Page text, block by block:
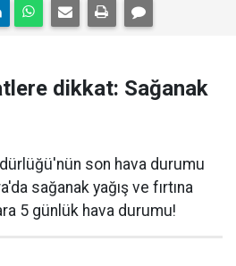
dikkat: Sağanak
son hava durumu
sağanak yağış ve fırtına
5 günlük hava durumu!